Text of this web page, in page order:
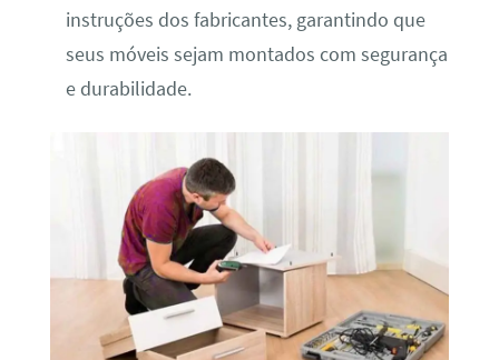
instruções dos fabricantes, garantindo que
seus móveis sejam montados com segurança
e durabilidade.